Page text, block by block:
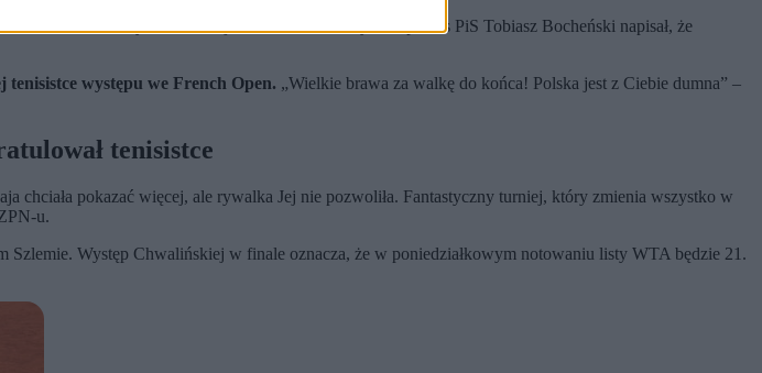
szacunek rywalek i miejsce w historii”. Inny wiceprezes PiS Tobiasz Bocheński napisał, że
występu we French Open. „Wielkie brawa za walkę do końca! Polska jest z Ciebie dumna” –
tenisistce
chciała pokazać więcej, ale rywalka Jej nie pozwoliła. Fantastyczny turniej, który zmienia wszystko w
u.
Występ Chwalińskiej w finale oznacza, że w poniedziałkowym notowaniu listy WTA będzie 21.